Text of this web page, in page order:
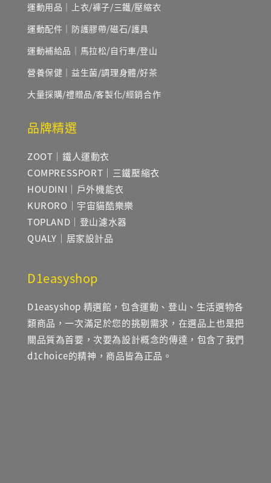
運動用品｜上衣/褲子/三鐵/壓縮衣
運動配件｜防護膠帶/磁石/護具
運動補給品｜馬拉松/自行車/登山
營養保健｜益生菌/調理身體/好茶
大量採購/禮贈品/客製化/經銷合作
品牌精選
ZOOT｜鐵人運動衣
COMPRESSPORT｜三鐵壓縮衣
HOUDINI｜戶外機能衣
KURORO｜宇宙貓酷樂樂
TOPLAND｜登山濾水器
QUALY｜居家設計品
D1easyshop
D1easyshop 精選館，包含運動、登山、生活選物各
類商品，一次滿足於您的挑剔需求，在選品上也是把
關品質為首要，次要為設計概念的傳達，包含了我們
d1choice的精神，商品皆為正品。